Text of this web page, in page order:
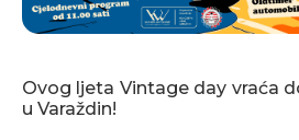
Ovog ljeta Vintage day vraća
u Varaždin!